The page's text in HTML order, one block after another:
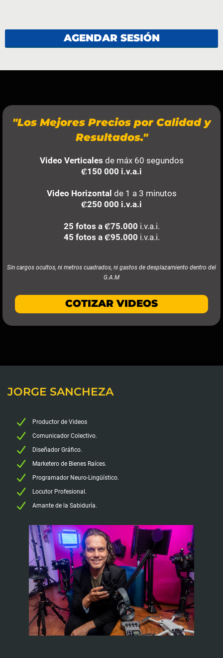
AGENDAR SESIÓN
"Los Mejores Precios por Calidad y
Resultados."
Video Verticales de máx 60 segundos
₡150 000 i.v.a.i
Video Horizontal de 1 a 3 minutos
₡250 000 i.v.a.i
25 fotos a ₡75.000 i.v.a.i.
45 fotos a ₡95.000 i.v.a.i.
Sin cargos ocultos, ni metros cuadrados, ni gastos de desplazamiento dentro del
G.A.M
COTIZAR VIDEOS
JORGE SANCHEZA
Productor de Videos
Comunicador Colectivo.
Diseñador Gráfico.
Marketero de Bienes Raíces.
Programador Neuro-Lingüístico.
Locutor Profesional.
Amante de la Sabiduría.